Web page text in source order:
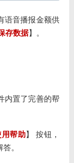
语音播报金额供
存数据】。
内置了完善的帮
用帮助】 按钮，
。